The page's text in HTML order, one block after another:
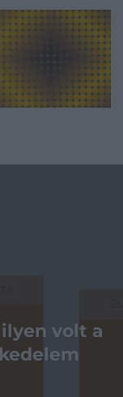
volt a